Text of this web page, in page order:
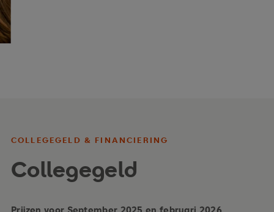
COLLEGEGELD & FINANCIERING
Collegegeld
Prijzen voor September 2025 en februari 2026